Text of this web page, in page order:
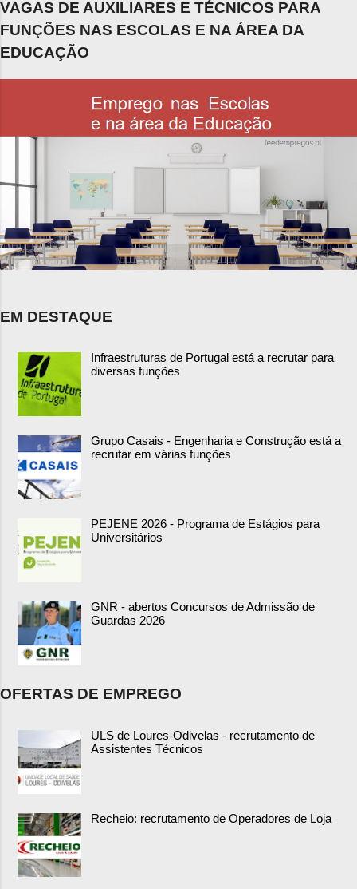
VAGAS DE AUXILIARES E TÉCNICOS PARA
FUNÇÕES NAS ESCOLAS E NA ÁREA DA
EDUCAÇÃO
EM DESTAQUE
Infraestruturas de Portugal está a recrutar para
diversas funções
Grupo Casais - Engenharia e Construção está a
recrutar em várias funções
PEJENE 2026 - Programa de Estágios para
Universitários
GNR - abertos Concursos de Admissão de
Guardas 2026
OFERTAS DE EMPREGO
ULS de Loures-Odivelas - recrutamento de
Assistentes Técnicos
Recheio: recrutamento de Operadores de Loja